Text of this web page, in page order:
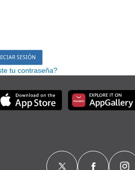
tu contraseña?